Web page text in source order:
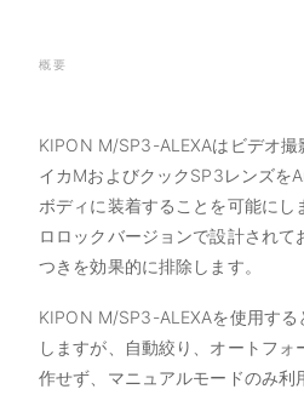
概要
KIPON M/SP3-ALEXAはビデオ撮
イカMおよびクックSP3レンズを
ボディに装着することを可能に
ロロックバージョンで設計されて
つきを効果的に排除します。
KIPON M/SP3-ALEXAを使用す
しますが、自動絞り、オートフ
作せず、マニュアルモードのみ利